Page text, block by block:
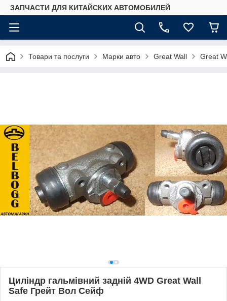
ЗАПЧАСТИ ДЛЯ КИТАЙСКИХ АВТОМОБИЛЕЙ
Товари та послуги Марки авто Great Wall Great
Циліндр гальмівний задній 4WD Great Wall
Safe Грейт Вол Сейф